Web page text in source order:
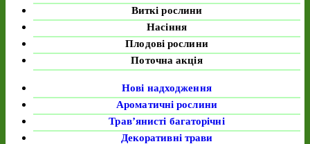
Виткі рослини
Насіння
Плодові рослини
Поточна акція
Нові надходження
Ароматичні рослини
Трав’янисті багаторічні
Декоративні трави